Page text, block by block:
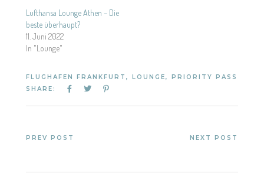
Lufthansa Lounge Athen – Die
beste überhaupt?
11. Juni 2022
In "Lounge"
FLUGHAFEN FRANKFURT , LOUNGE,
PRIORITY PASS
SHARE:
PREV POST NEXT POST